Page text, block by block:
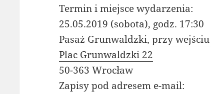
Termin i miejsce wydarzenia:
25.05.2019 (sobota), godz. 17:30
Pasaż Grunwaldzki, przy
Plac Grunwaldzki 22
50-363 Wrocław
Zapisy pod adresem e-mail: